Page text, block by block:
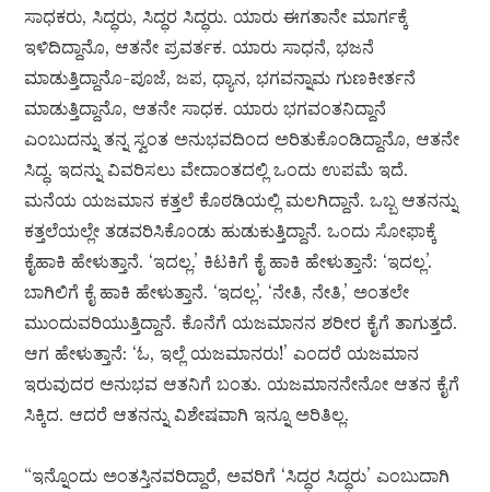
ಸಾಧಕರು, ಸಿದ್ಧರು, ಸಿದ್ಧರ ಸಿದ್ಧರು. ಯಾರು ಈಗತಾನೇ ಮಾರ್ಗಕ್ಕೆ
ಇಳಿದಿದ್ದಾನೊ, ಆತನೇ ಪ್ರವರ್ತಕ. ಯಾರು ಸಾಧನೆ, ಭಜನೆ
ಮಾಡುತ್ತಿದ್ದಾನೊ-ಪೂಜೆ, ಜಪ, ಧ್ಯಾನ, ಭಗವನ್ನಾಮ ಗುಣಕೀರ್ತನೆ
ಮಾಡುತ್ತಿದ್ದಾನೊ, ಆತನೇ ಸಾಧಕ. ಯಾರು ಭಗವಂತನಿದ್ದಾನೆ
ಎಂಬುದನ್ನು ತನ್ನ ಸ್ವಂತ ಅನುಭವದಿಂದ ಅರಿತುಕೊಂಡಿದ್ದಾನೊ, ಆತನೇ
ಸಿದ್ಧ. ಇದನ್ನು ವಿವರಿಸಲು ವೇದಾಂತದಲ್ಲಿ ಒಂದು ಉಪಮೆ ಇದೆ.
ಮನೆಯ ಯಜಮಾನ ಕತ್ತಲೆ ಕೊಠಡಿಯಲ್ಲಿ ಮಲಗಿದ್ದಾನೆ. ಒಬ್ಬ ಆತನನ್ನು
ಕತ್ತಲೆಯಲ್ಲೇ ತಡವರಿಸಿಕೊಂಡು ಹುಡುಕುತ್ತಿದ್ದಾನೆ. ಒಂದು ಸೋಫಾಕ್ಕೆ
ಕೈಹಾಕಿ ಹೇಳುತ್ತಾನೆ. ‘ಇದಲ್ಲ.’ ಕಿಟಕಿಗೆ ಕೈ ಹಾಕಿ ಹೇಳುತ್ತಾನೆ: ‘ಇದಲ್ಲ’.
ಬಾಗಿಲಿಗೆ ಕೈ ಹಾಕಿ ಹೇಳುತ್ತಾನೆ. ‘ಇದಲ್ಲ’. ‘ನೇತಿ, ನೇತಿ,’ ಅಂತಲೇ
ಮುಂದುವರಿಯುತ್ತಿದ್ದಾನೆ. ಕೊನೆಗೆ ಯಜಮಾನನ ಶರೀರ ಕೈಗೆ ತಾಗುತ್ತದೆ.
ಆಗ ಹೇಳುತ್ತಾನೆ: ‘ಓ, ಇಲ್ಲೆ ಯಜಮಾನರು!’ ಎಂದರೆ ಯಜಮಾನ
ಇರುವುದರ ಅನುಭವ ಆತನಿಗೆ ಬಂತು. ಯಜಮಾನನೇನೋ ಆತನ ಕೈಗೆ
ಸಿಕ್ಕಿದ. ಆದರೆ ಆತನನ್ನು ವಿಶೇಷವಾಗಿ ಇನ್ನೂ ಅರಿತಿಲ್ಲ.
“ಇನ್ನೊಂದು ಅಂತಸ್ತಿನವರಿದ್ದಾರೆ, ಅವರಿಗೆ ‘ಸಿದ್ಧರ ಸಿದ್ಧರು’ ಎಂಬುದಾಗಿ